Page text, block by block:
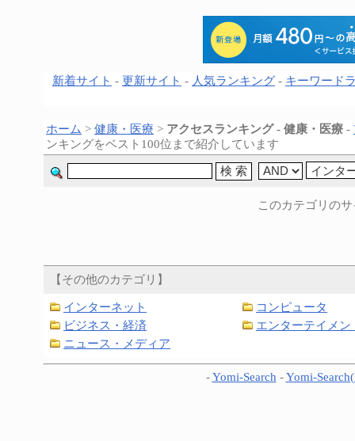
新着サイト - 更新サイト - 人気ランキング - キーワード
ホーム > 健康・医療 > アクセスランキング - 健康・医療 -
ンキングをベスト100位まで紹介しています
このカテゴリの
【その他のカテゴリ】
インターネット
コンピュータ
ビジネス・経済
エンターテイメン
ニュース・メディア
-Yomi-Search -Yomi-